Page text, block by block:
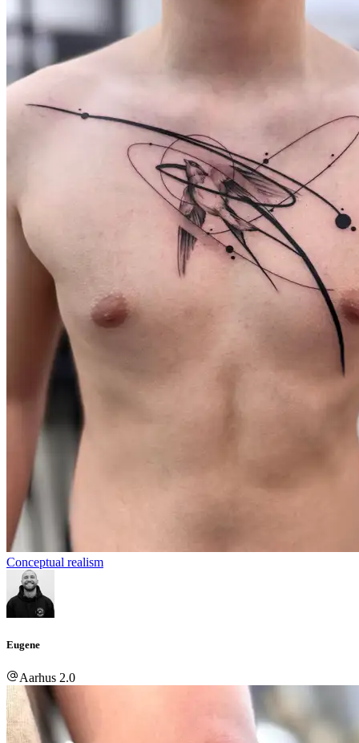
Conceptual realism
Eugene
Aarhus 2.0